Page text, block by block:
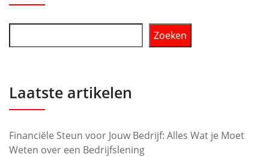
Zoeken
Laatste artikelen
Financiële Steun voor Jouw Bedrijf: Alles Wat je Moet
Weten over een Bedrijfslening